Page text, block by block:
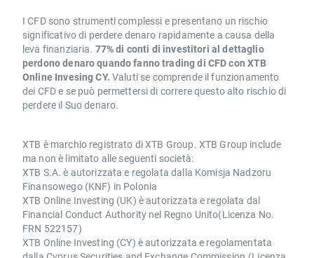
I CFD sono strumenti complessi e presentano un rischio
significativo di perdere denaro rapidamente a causa della
leva finanziaria. 77% di conti di investitori al dettaglio
perdono denaro quando fanno trading di CFD con XTB
Online Invesing CY. Valuti se comprende il funzionamento
dei CFD e se può permettersi di correre questo alto rischio di
perdere il Suo denaro.
XTB è marchio registrato di XTB Group. XTB Group include
ma non è limitato alle seguenti società:
XTB S.A. è autorizzata e regolata dalla Komisja Nadzoru
Finansowego (KNF) in Polonia
XTB Online Investing (UK) è autorizzata e regolata dal
Financial Conduct Authority nel Regno Unito(Licenza No.
FRN 522157)
XTB Online Investing (CY) è autorizzata e regolamentata